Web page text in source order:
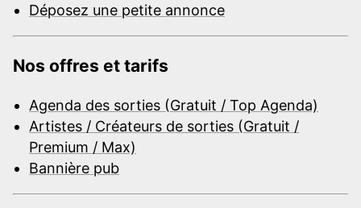
Déposez une petite annonce
Nos offres et tarifs
Agenda des sorties (Gratuit / Top Agenda)
Artistes / Créateurs de sorties (Gratuit /
Premium / Max)
Bannière pub